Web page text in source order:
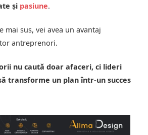
și pasiune.
mai sus, vei avea un avantaj
antreprenori.
nu caută doar afaceri, ci lideri
transforme un plan într-un succes